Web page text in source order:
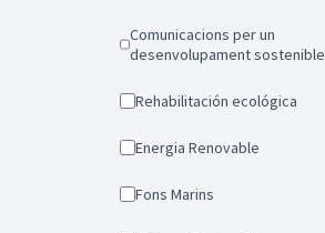
Comunicacions per un
desenvolupament sostenible
Rehabilitación ecológica
Energia Renovable
Fons Marins